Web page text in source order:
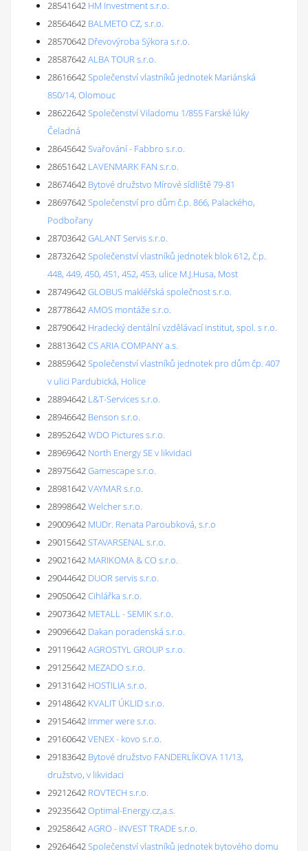
28541642 HM Investment s.r.o.
28564642 BALMETO CZ, s.r.o.
28570642 Dřevovýroba Sýkora s.r.o.
28587642ALBA TOUR s.r.o.
28616642Společenství vlastníků jednotek Mariánská
850/14, Olomouc
28622642Společenství Viladomu 1/855 Farské lúky
Čeladná
28645642Svařování - Fabbro s.r.o.
28651642 LAVENMARK FAN s.r.o.
28674642 Bytové družstvo Mírové sídliště 79-81
28697642Společenství pro dům č.p. 866, Palackého,
Podbořany
28703642GALANT Servis s.r.o.
28732642Společenství vlastníků jednotek blok 612, č.p.
448, 449, 450, 451, 452, 453, ulice M.J.Husa, Most
28749642GLOBUS makléřská společnost s.r.o.
28778642AMOS montáže s.r.o.
28790642 Hradecký dentální vzdělávací institut, spol. s r.o.
28813642CS ARIA COMPANY a.s.
28859642Společenství vlastníků jednotek pro dům čp. 407
v ulici Pardubická, Holice
28894642 L&T-Services s.r.o.
28946642 Benson s.r.o.
28952642WDO Pictures s.r.o.
28969642 North Energy SE v likvidaci
28975642Gamescape s.r.o.
28981642VAYMAR s.r.o.
28998642Welcher s.r.o.
29009642 MUDr. Renata Paroubková, s.r.o
29015642STAVARSENAL s.r.o.
29021642 MARIKOMA & CO s.r.o.
29044642 DUOR servis s.r.o.
29050642Cihlářka s.r.o.
29073642 METALL - SEMIK s.r.o.
29096642 Dakan poradenská s.r.o.
29119642AGROSTYL GROUP s.r.o.
29125642 MEZADO s.r.o.
29131642 HOSTILIA s.r.o.
29148642 KVALIT ÚKLID s.r.o.
29154642 Immer were s.r.o.
29160642VENEX - kovo s.r.o.
29183642 Bytové družstvo FANDERLÍKOVA 11/13,
družstvo, v likvidaci
29212642 ROVTECH s.r.o.
29235642Optimal-Energy.cz,a.s.
29258642AGRO - INVEST TRADE s.r.o.
29264642Společenství vlastníků jednotek bytového domu